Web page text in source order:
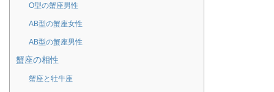
O型の蟹座男性
AB型の蟹座女性
AB型の蟹座男性
蟹座の相性
蟹座と牡牛座